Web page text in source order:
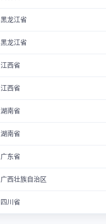
黑龙江省
黑龙江省
江西省
江西省
湖南省
湖南省
广东省
广西壮族自治区
四川省